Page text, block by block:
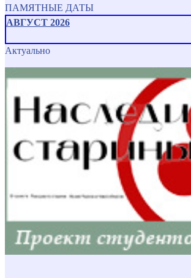
ПАМЯТНЫЕ ДАТЫ
АВГУСТ 2026
Актуально